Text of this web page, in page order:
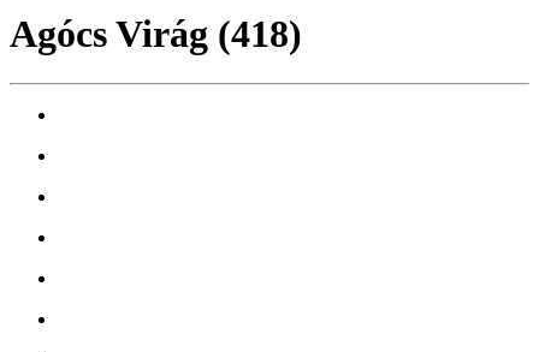
Agócs Virág (418)